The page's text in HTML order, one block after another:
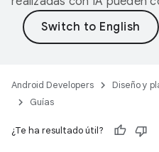
Android Developers Diseño y
Guías
¿Te ha resultado útil?